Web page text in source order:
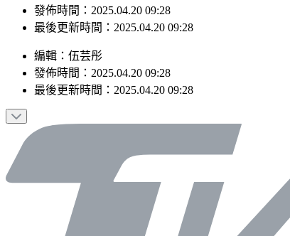
發佈時間：2025.04.20 09:28
最後更新時間：2025.04.20 09:28
編輯 ： 伍芸彤
發佈時間： 2025.04.20 09:28
最後更新時間： 2025.04.20 09:28